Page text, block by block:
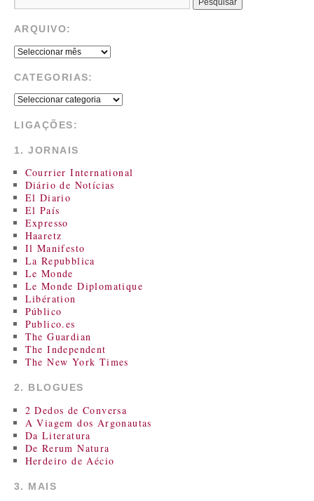
ARQUIVO:
CATEGORIAS:
LIGAÇÕES:
1. JORNAIS
Courrier International
Diário de Notícias
El Diario
El País
Expresso
Haaretz
Il Manifesto
La Repubblica
Le Monde
Le Monde Diplomatique
Libération
Público
Publico.es
The Guardian
The Independent
The New York Times
2. BLOGUES
2 Dedos de Conversa
A Viagem dos Argonautas
Da Literatura
De Rerum Natura
Herdeiro de Aécio
3. MAIS